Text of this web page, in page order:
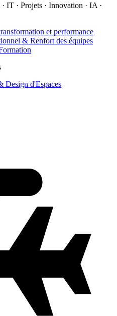
IT · Projets · Innovation · IA ·
et performance
& Renfort des équipes
Design d'Espaces